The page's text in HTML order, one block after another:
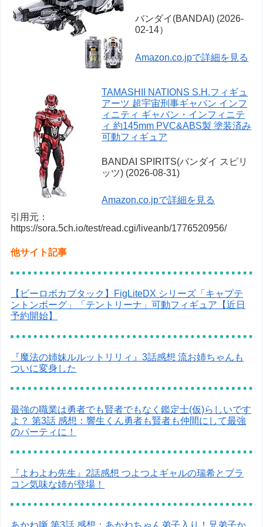
バンダイ(BANDAI) (2026-
02-14）
Amazon.co.jpで詳細を見る
TAMASHII NATIONS S.H.フィギュ
アーツ 超宇宙刑事ギャバン インフ
ィニティ ギャバン・インフィニテ
ィ 約145mm PVC&ABS製 塗装済み
可動フィギュア
BANDAI SPIRITS(バンダイ スピリ
ッツ) (2026-08-31)
Amazon.co.jpで詳細を見る
引用元：
https://sora.5ch.io/test/read.cgi/liveanb/1776520956/
他サイト記事
【ビーロボカブタック】FigLiteDX シリーズ「キャプテ
ントンボーグ」「テントリーナ」可動フィギュア【近日
予約開始】
『魔法の姉妹ルルットリリィ』3話感想 流お姉ちゃんも
ついに変身した
最強の職業は勇者でも賢者でもなく鑑定士(仮)らしいです
よ？ 第3話 感想：響生くん勇者も賢者も仲間にして最強
のパーティに！
『よわよわ先生』2話感想 つよつよギャルの瑞希とブラ
コン気味な姉が登場！